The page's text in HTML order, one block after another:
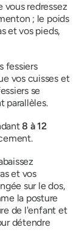
vous redressez
; le poids
et vos pieds,
fessiers
vos cuisses et
se
parallèles.
8 à 12
et vos
sur le dos,
la posture
de l'enfant et
détendre